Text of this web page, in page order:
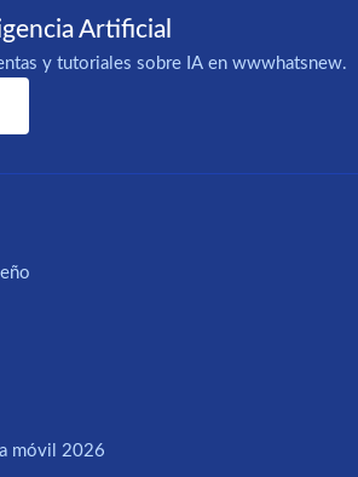
Artificial
y tutoriales sobre IA en wwwhatsnew.
móvil 2026